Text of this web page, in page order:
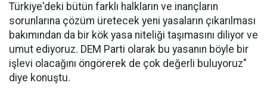
Türkiye'deki bütün farklı halkların ve inançların
sorunlarına çözüm üretecek yeni yasaların çıkarılması
bakımından da bir kök yasa niteliği taşımasını diliyor ve
umut ediyoruz. DEM Parti olarak bu yasanın böyle bir
işlevi olacağını öngörerek de çok değerli buluyoruz"
diye konuştu.